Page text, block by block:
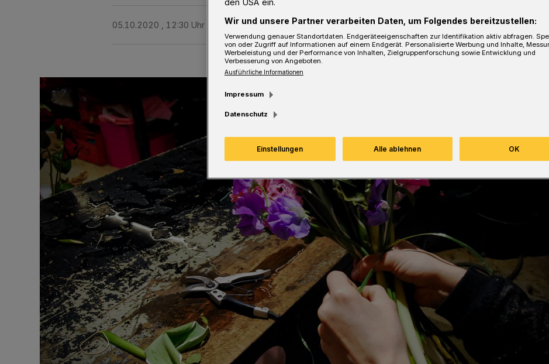
05.10.2020 , 12:30 Uhr 2 Minuten Lesezeit
den USA ein.
Wir und unsere Partner verarbeiten Daten, um Folgendes bereitzustellen:
Verwendung genauer Standortdaten. Endgeräteeigenschaften zur Identifikation aktiv abfragen.
von oder Zugriff auf Informationen auf einem Endgerät. Personalisierte Werbung und Inhalte,
Werbeleistung und der Performance von Inhalten, Zielgruppenforschung sowie Entwicklung und
Verbesserung von Angeboten.
Ausführliche Informationen
Impressum
Datenschutz
Einstellungen Alle ablehnen OK